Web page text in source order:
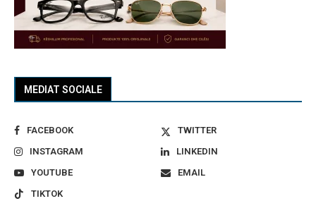
MEDIAT SOCIALE
FACEBOOK
TWITTER
INSTAGRAM
LINKEDIN
YOUTUBE
EMAIL
TIKTOK